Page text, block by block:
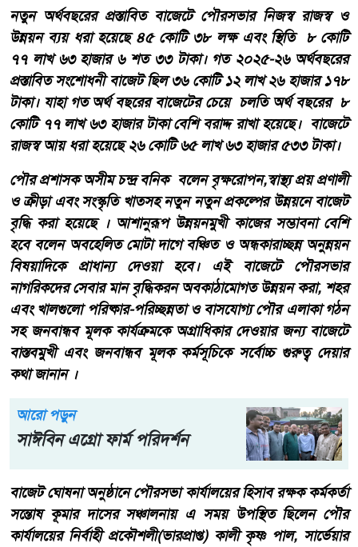
নতুন অর্থবছরের প্রস্তাবিত বাজেটে পৌরসভার নিজস্ব রাজস্ব ও
উন্নয়ন ব্যয় ধরা হয়েছে ৪৫ কোটি ৩৮ লক্ষ এবং স্থিতি ৮ কোটি
৭৭ লাখ ৬৩ হাজার ৬ শত ৩৩ টাকা। গত ২০২৫-২৬ অর্থবছরের
প্রস্তাবিত সংশোধনী বাজেট ছিল ৩৬ কোটি ১২ লাখ ২৬ হাজার ১৭৮
টাকা। যাহা গত অর্থ বছরের বাজেটের চেয়ে চলতি অর্থ বছরের ৮
কোটি ৭৭ লাখ ৬৩ হাজার টাকা বেশি বরাদ্দ রাখা হয়েছে। বাজেটে
রাজস্ব আয় ধরা হয়েছে ২৬ কোটি ৬৫ লাখ ৬৩ হাজার ৫৩৩ টাকা।
পৌর প্রশাসক অসীম চন্দ্র বনিক বলেন বৃক্ষরোপন,স্বাস্থ্য প্রয় প্রণালী
ও ক্রীড়া এবং সংস্কৃতি খাতসহ নতুন নতুন প্রকল্পের উন্নয়নে বাজেট
বৃদ্ধি করা হয়েছে । আশানুরূপ উন্নয়নমুখী কাজের সম্ভাবনা বেশি
হবে বলেন অবহেলিত মোটা দাগে বঞ্চিত ও অন্ধকারাচ্ছন্ন অনুন্নয়ন
বিষয়াদিকে প্রাধান্য দেওয়া হবে। এই বাজেটে পৌরসভার
নাগরিকদের সেবার মান বৃদ্ধিকরন অবকাঠামোগত উন্নয়ন করা, শহর
এবং খালগুলো পরিষ্কার-পরিচ্ছন্নতা ও বাসযোগ্য পৌর এলাকা গঠন
সহ জনবান্ধব মূলক কার্যক্রমকে অগ্রাধিকার দেওয়ার জন্য বাজেটে
বাস্তবমুখী এবং জনবান্ধব মূলক কর্মসূচিকে সর্বোচ্চ গুরুত্ব দেয়ার
কথা জানান ।
আরো পড়ুন
সাঈবিন এগ্রো ফার্ম পরিদর্শন
বাজেট ঘোষনা অনুষ্ঠানে পৌরসভা কার্যালয়ের হিসাব রক্ষক কর্মকর্তা
সন্তোষ কূমার দাসের সঞ্চালনায় এ সময় উপস্থিত ছিলেন পৌর
কার্যালয়ের নির্বাহী প্রকৌশলী(ভারপ্রাপ্ত) কালী কৃষ্ণ পাল, সার্ভেয়ার